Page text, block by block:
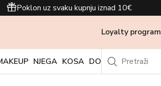
Poklon uz svaku kupnju iznad 10€
Loyalty program
NJEGA KOSA DODACI OUTLET